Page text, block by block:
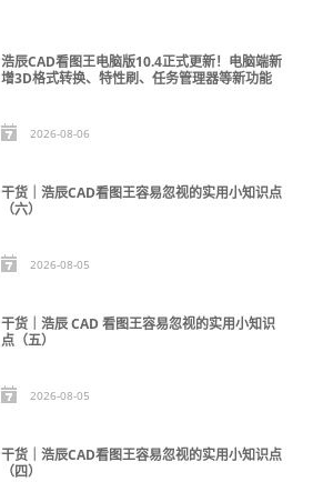
浩辰CAD看图王电脑版10.4正式更新！电脑端新
增3D格式转换、特性刷、任务管理器等新功能
2026-08-06
干货｜浩辰CAD看图王容易忽视的实用小知识点
（六）
2026-08-05
干货｜浩辰 CAD 看图王容易忽视的实用小知识
点（五）
2026-08-05
干货｜浩辰CAD看图王容易忽视的实用小知识点
（四）